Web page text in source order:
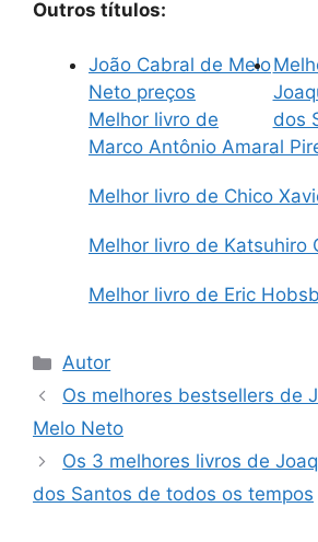
Outros títulos:
João Cabral de Melo
Neto preços
dos
Melhor livro de
Marco Antônio Amaral
Melhor livro de Chico
Melhor livro de Katsuhiro
Melhor livro de Eric
Categorias
Autor
Os melhores bestsellers de
Melo Neto
Os 3 melhores livros de
dos Santos de todos os tempos